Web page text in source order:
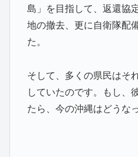
島」を目指して、返還協
地の撤去、更に自衛隊配
た。
そして、多くの県民はそ
していたのです。もし、
たら、今の沖縄はどうな